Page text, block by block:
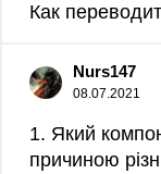
Как
Nurs147
08.07.2021
1. Який
причиною